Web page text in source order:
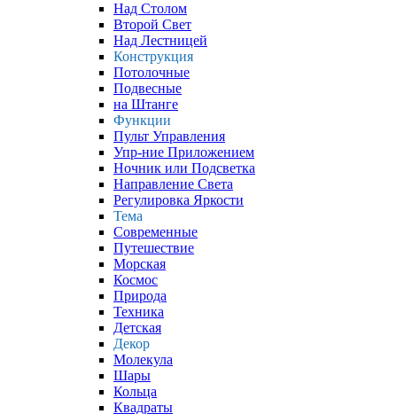
Над Столом
Второй Свет
Над Лестницей
Конструкция
Потолочные
Подвесные
на Штанге
Функции
Пульт Управления
Упр-ние Приложением
Ночник или Подсветка
Направление Света
Регулировка Яркости
Тема
Современные
Путешествие
Морская
Космос
Природа
Техника
Детская
Декор
Молекула
Шары
Кольца
Квадраты